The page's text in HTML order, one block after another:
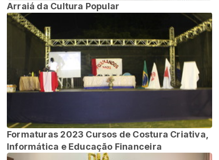
Arraiá da Cultura Popular
Formaturas 2023 Cursos de Costura Criativa,
Informática e Educação Financeira